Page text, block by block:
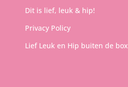
Dit is lief, leuk & hip!
Privacy Policy
Lief Leuk en Hip buiten de box